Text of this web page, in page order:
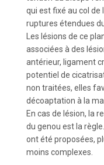
qui est fixé au col de
ruptures étendues
Les lésions de ce
associées à des
antérieur, ligament
potentiel de
non traitées, elles
décoaptation à la
En cas de lésion, la
du genou est la
ont été proposées,
moins complexes.